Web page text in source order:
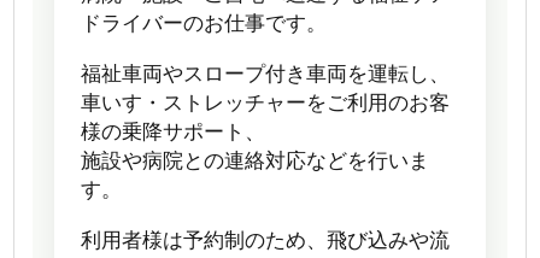
ドライバーのお仕事です。
福祉車両やスロープ付き車両を運転し、
車いす・ストレッチャーをご利用のお客
様の乗降サポート、
施設や病院との連絡対応などを行いま
す。
利用者様は予約制のため、飛び込みや流